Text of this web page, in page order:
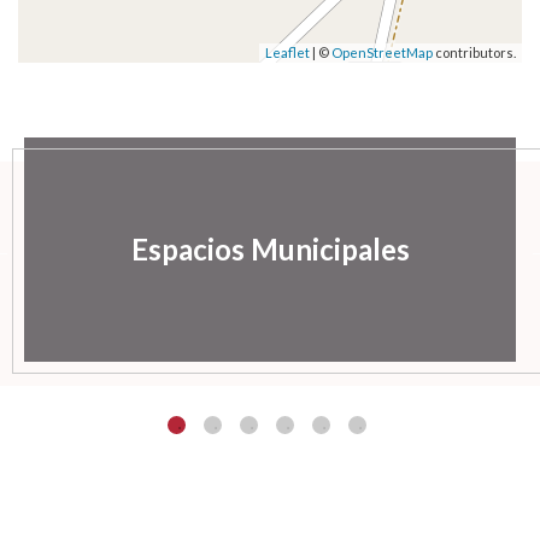
Leaflet | © OpenStreetMap contributors.
Espacios Municipales